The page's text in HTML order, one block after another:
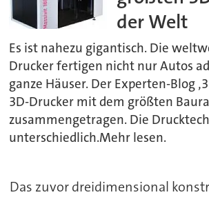
der Welt
Es ist nahezu gigantisch. Die
Drucker fertigen nicht nur Autos
ganze Häuser. Der Experten-Blog
3D-Drucker mit dem größten
zusammengetragen. Die
unterschiedlich.Mehr lesen.
Das zuvor dreidimensional